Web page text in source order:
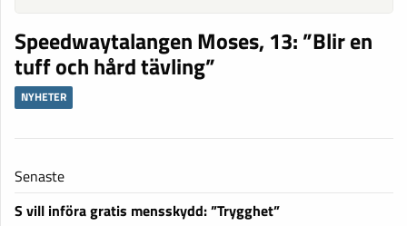
Speedwaytalangen Moses, 13: ”Blir en
tuff och hård tävling”
NYHETER
Senaste
S vill införa gratis mensskydd: ”Trygghet”